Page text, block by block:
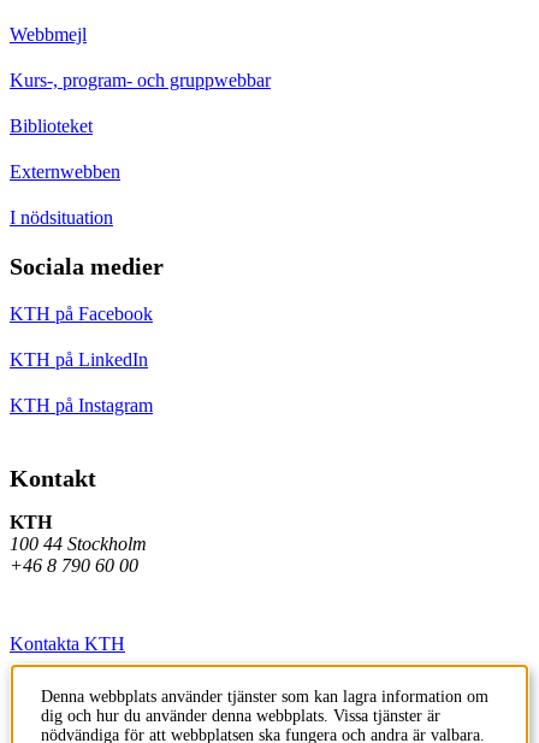
Webbmejl
Kurs-, program- och gruppwebbar
Biblioteket
Externwebben
I nödsituation
Sociala medier
KTH på Facebook
KTH på LinkedIn
KTH på Instagram
Kontakt
KTH
100 44 Stockholm
+46 8 790 60 00
Kontakta KTH
Jobba på KTH
Press och media
Denna webbplats använder tjänster som kan lagra information om
dig och hur du använder denna webbplats. Vissa tjänster är
nödvändiga för att webbplatsen ska fungera och andra är valbara.